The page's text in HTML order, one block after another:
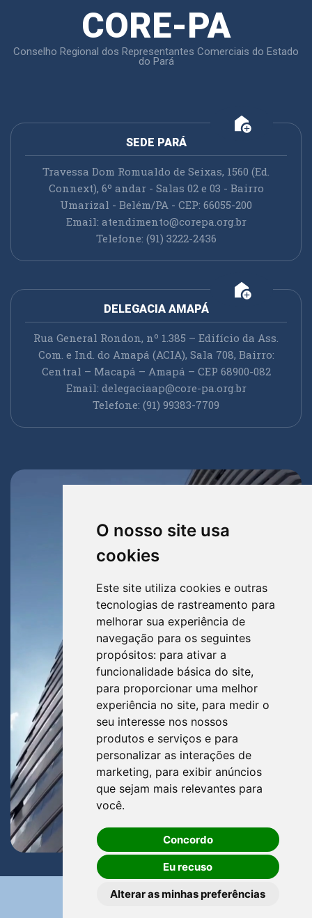
O nosso site usa
cookies
Este site utiliza cookies e outras
tecnologias de rastreamento para
melhorar sua experiência de
navegação para os seguintes
propósitos: para ativar a
funcionalidade básica do site,
para proporcionar uma melhor
experiência no site, para medir o
seu interesse nos nossos
produtos e serviços e para
personalizar as interações de
marketing, para exibir anúncios
que sejam mais relevantes para
você.
Concordo
Eu recuso
Alterar as minhas preferências
CORE-PA
Conselho Regional dos Representantes Comerciais do Estado
do Pará
add_home
SEDE PARÁ
Travessa Dom Romualdo de Seixas, 1560 (Ed.
Connext), 6º andar - Salas 02 e 03 - Bairro
Umarizal - Belém/PA - CEP: 66055-200
Email: atendimento@corepa.org.br
Telefone: (91) 3222-2436
add_home
DELEGACIA AMAPÁ
Rua General Rondon, nº 1.385 – Edifício da Ass.
Com. e Ind. do Amapá (ACIA), Sala 708, Bairro:
Central – Macapá – Amapá – CEP 68900-082
Email: delegaciaap@core-pa.org.br
Telefone: (91) 99383-7709